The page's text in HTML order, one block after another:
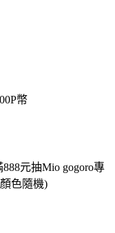
幣
元抽Mio gogoro專
色隨機)